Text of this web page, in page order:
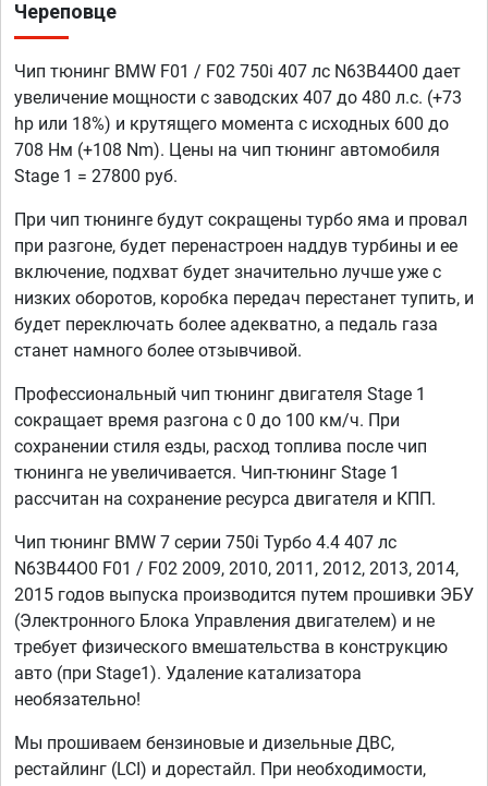
Череповце
Чип тюнинг BMW F01 / F02 750i 407 лс N63B44O0 дает
увеличение мощности с заводских 407 до 480 л.с. (+73
hp или 18%) и крутящего момента с исходных 600 до
708 Нм (+108 Nm). Цены на чип тюнинг автомобиля
Stage 1 = 27800 руб.
При чип тюнинге будут сокращены турбо яма и провал
при разгоне, будет перенастроен наддув турбины и ее
включение, подхват будет значительно лучше уже с
низких оборотов, коробка передач перестанет тупить, и
будет переключать более адекватно, а педаль газа
станет намного более отзывчивой.
Профессиональный чип тюнинг двигателя Stage 1
сокращает время разгона с 0 до 100 км/ч. При
сохранении стиля езды, расход топлива после чип
тюнинга не увеличивается. Чип-тюнинг Stage 1
рассчитан на сохранение ресурса двигателя и КПП.
Чип тюнинг BMW 7 серии 750i Турбо 4.4 407 лс
N63B44O0 F01 / F02 2009, 2010, 2011, 2012, 2013, 2014,
2015 годов выпуска производится путем прошивки ЭБУ
(Электронного Блока Управления двигателем) и не
требует физического вмешательства в конструкцию
авто (при Stage1). Удаление катализатора
необязательно!
Мы прошиваем бензиновые и дизельные ДВС,
рестайлинг (LCI) и дорестайл. При необходимости,